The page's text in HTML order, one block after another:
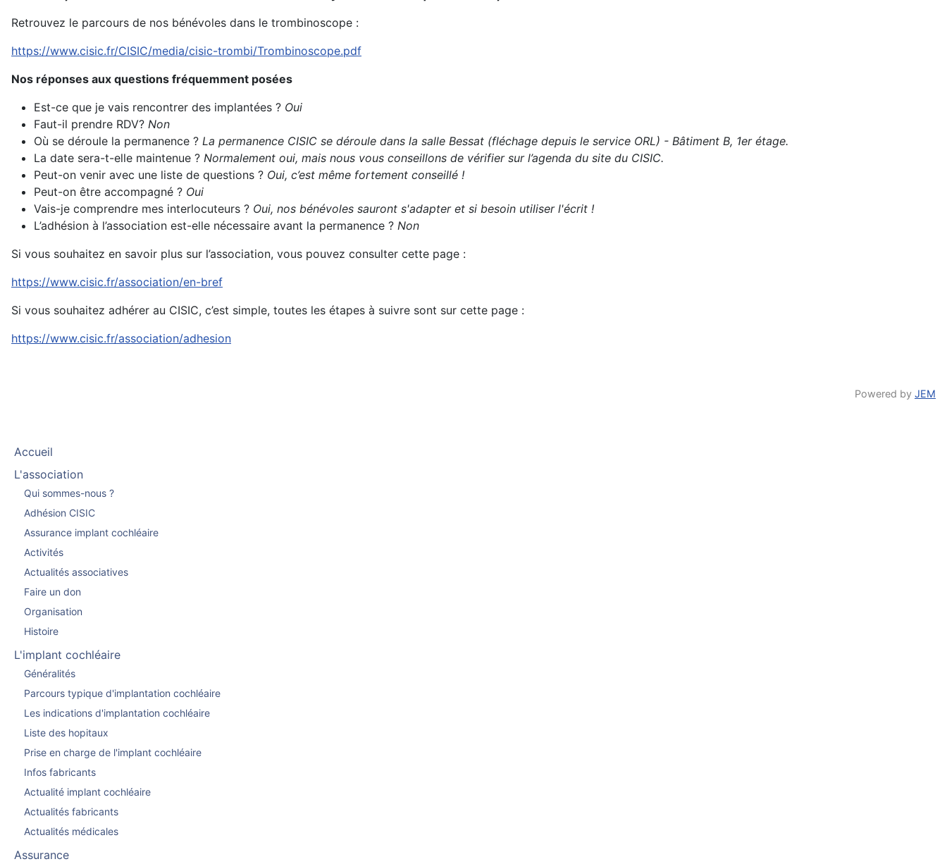
Retrouvez le parcours de nos bénévoles dans le trombinoscope :
https://www.cisic.fr/CISIC/media/cisic-trombi/Trombinoscope.pdf
Nos réponses aux questions fréquemment posées
Est-ce que je vais rencontrer des implantées ? Oui
Faut-il prendre RDV? Non
Où se déroule la permanence ? La permanence CISIC se déroule dans la salle Bessat (fléchage depuis le service ORL) - Bâtiment B, 1er étage.
La date sera-t-elle maintenue ? Normalement oui, mais nous vous conseillons de vérifier sur l’agenda du site du CISIC.
Peut-on venir avec une liste de questions ? Oui, c’est même fortement conseillé !
Peut-on être accompagné ? Oui
Vais-je comprendre mes interlocuteurs ? Oui, nos bénévoles sauront s'adapter et si besoin utiliser l'écrit !
L’adhésion à l’association est-elle nécessaire avant la permanence ? Non
Si vous souhaitez en savoir plus sur l’association, vous pouvez consulter cette page :
https://www.cisic.fr/association/en-bref
Si vous souhaitez adhérer au CISIC, c’est simple, toutes les étapes à suivre sont sur cette page :
https://www.cisic.fr/association/adhesion
Powered by JEM
Accueil
L'association
Qui sommes-nous ?
Adhésion CISIC
Assurance implant cochléaire
Activités
Actualités associatives
Faire un don
Organisation
Histoire
L'implant cochléaire
Généralités
Parcours typique d'implantation cochléaire
Les indications d'implantation cochléaire
Liste des hopitaux
Prise en charge de l'implant cochléaire
Infos fabricants
Actualité implant cochléaire
Actualités fabricants
Actualités médicales
Assurance